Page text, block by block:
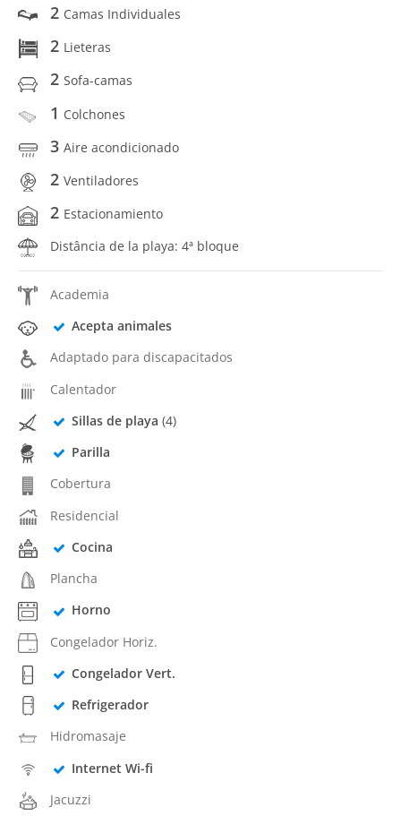
2 Camas Individuales
2 Lieteras
2 Sofa-camas
1 Colchones
3 Aire acondicionado
2 Ventiladores
2 Estacionamiento
Distância de la playa: 4ª bloque
Academia
Acepta animales
Adaptado para discapacitados
Calentador
Sillas de playa (4)
Parilla
Cobertura
Residencial
Cocina
Plancha
Horno
Congelador Horiz.
Congelador Vert.
Refrigerador
Hidromasaje
Internet Wi-fi
Jacuzzi